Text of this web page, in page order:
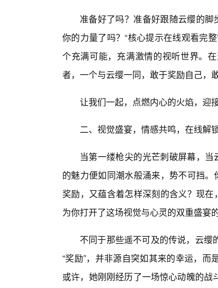
准备好了吗？准备好跟随云缨的脚
你的力量了吗？“核心提示在线观看完
个充满可能，充满激情的视听世界。
者，一个与云缨一同，敢于奖励自己，
让我们一起，点燃内心的火焰，迎
二、视觉盛宴，情感共鸣，在线解
当第一缕枪尖的光芒刺破屏幕，
的魅力便如同潮水般涌来，势不可挡
奖励，又蕴含着怎样深刻的含义？现
为你打开了这场视觉与心灵的双重盛宴
不同于那些遥不可及的传说，云
“奖励”，并非源自突如其来的幸运，
或许，她刚刚经历了一场惊心动魄的